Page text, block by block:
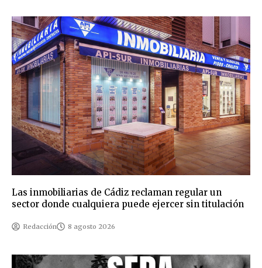
Las inmobiliarias de Cádiz reclaman regular un
sector donde cualquiera puede ejercer sin titulación
Redacción 8 agosto 2026